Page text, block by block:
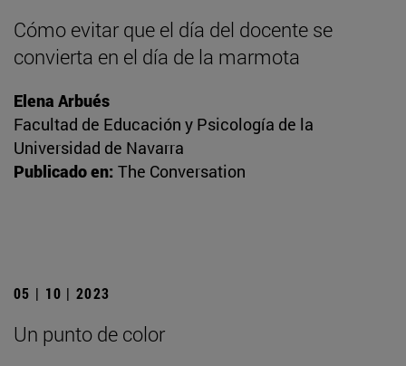
Cómo evitar que el día del docente se
convierta en el día de la marmota
Elena Arbués
Facultad de Educación y Psicología de la
Universidad de Navarra
Publicado en: The Conversation
05 | 10 | 2023
Un punto de color